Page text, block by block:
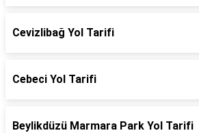
Cevizlibağ Yol Tarifi
Cebeci Yol Tarifi
Beylikdüzü Marmara Park Yol Tarifi